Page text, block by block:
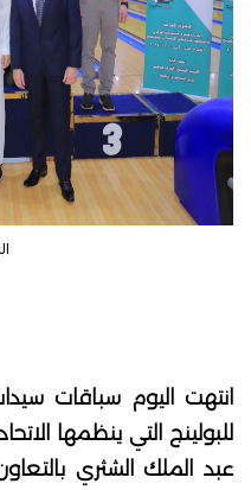
انتهت اليوم سباقات
للبولينج التي ينظمها
عبد الملك الشثري